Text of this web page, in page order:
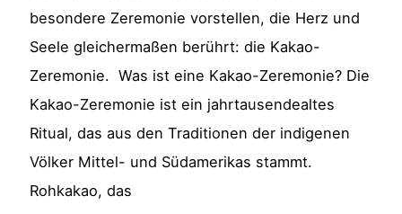
besondere Zeremonie vorstellen, die Herz und
Seele gleichermaßen berührt: die Kakao-
Zeremonie. Was ist eine Kakao-Zeremonie? Die
Kakao-Zeremonie ist ein jahrtausendealtes
Ritual, das aus den Traditionen der indigenen
Völker Mittel- und Südamerikas stammt.
Rohkakao, das